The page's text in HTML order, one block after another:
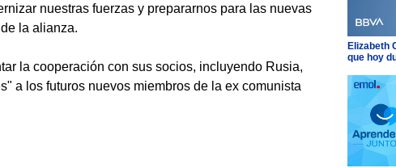
nuestras fuerzas y prepararnos para las nuevas
la alianza.
la cooperación con sus socios, incluyendo Rusia,
a los futuros nuevos miembros de la ex comunista
Elizabeth
que hoy